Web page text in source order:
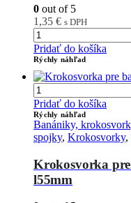
0 out of 5
1,35 € s DPH
Pridať do košíka
Rýchly náhľad
Pridať do košíka
Rýchly náhľad
Banániky,
spojky, Krokosvorky,
Krokosvorka
l55mm